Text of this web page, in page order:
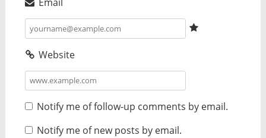
Website
Notify me of follow-up comments by email.
Notify me of new posts by email.